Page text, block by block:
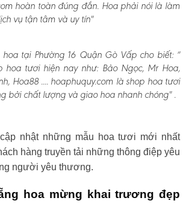
hoàn toàn đúng đắn. Hoa phải nói là làm
vụ tận tâm và uy tín"
tại Phường 16 Quận Gò Vấp cho biết:“
hoa tươi hiện nay như: Bảo Ngọc, Mr Hoa,
Hoa88 .... hoaphuquy.com là shop hoa tươi
bởi chất lượng và giao hoa nhanh chóng" .
nhật những mẫu hoa tươi mới nhất
hàng truyền tải những thông điệp yêu
người yêu thương.
hoa mừng khai trương đẹp